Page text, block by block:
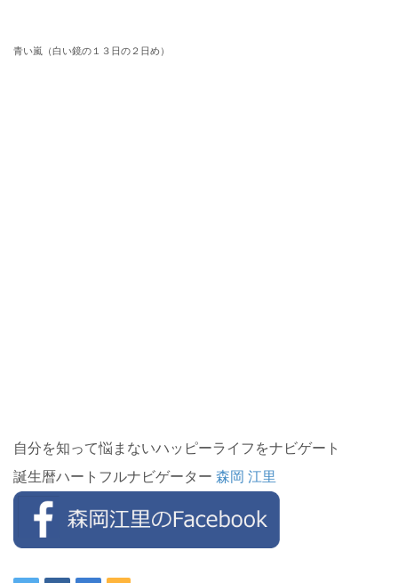
青い嵐（白い鏡の１３日の２日め）
自分を知って悩まないハッピーライフをナビゲート
誕生暦ハートフルナビゲーター 森岡 江里